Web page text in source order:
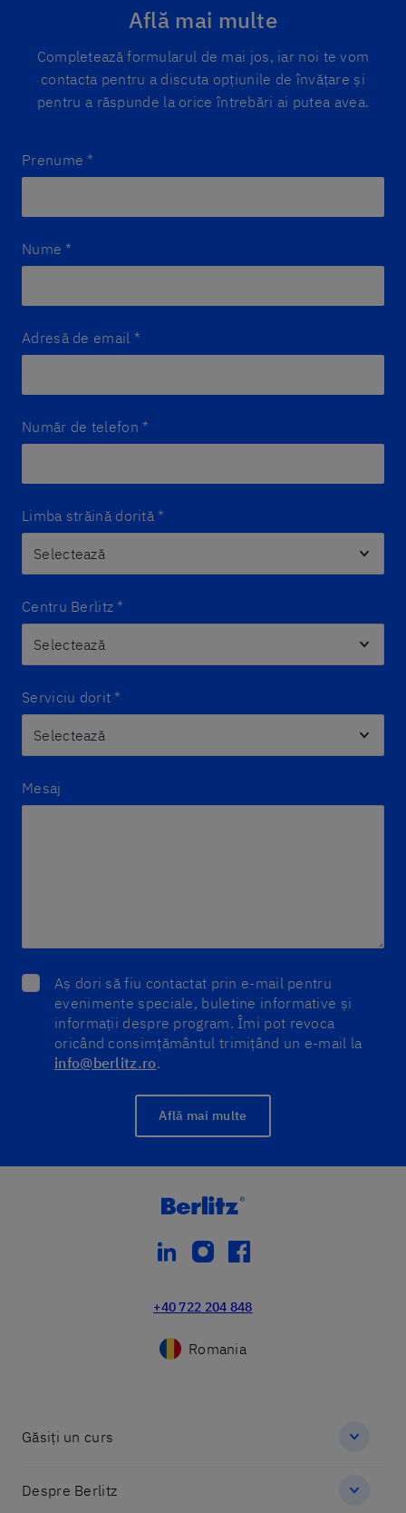
Află mai multe
Completează formularul de mai jos, iar noi te vom
contacta pentru a discuta opțiunile de învățare și
pentru a răspunde la orice întrebări ai putea avea.
Prenume *
Nume *
Adresă de email *
Număr de telefon *
Limba străină dorită *
Centru Berlitz *
Serviciu dorit *
Mesaj
Aș dori să fiu contactat prin e-mail pentru
evenimente speciale, buletine informative și
informații despre program. Îmi pot revoca
oricând consimțământul trimițând un e-mail la
info@berlitz.ro.
Află mai multe
linkedininstagram
facebook
+40 722 204 848
Romania
Găsiți un curs
Despre Berlitz